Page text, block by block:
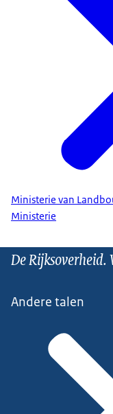
Ministerie van
Ministerie
De Rijksoverheid.
Andere talen